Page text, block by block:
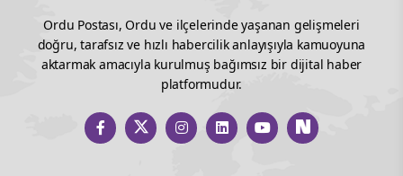
Ordu Postası, Ordu ve ilçelerinde yaşanan gelişmeleri
doğru, tarafsız ve hızlı habercilik anlayışıyla kamuoyuna
aktarmak amacıyla kurulmuş bağımsız bir dijital haber
platformudur.